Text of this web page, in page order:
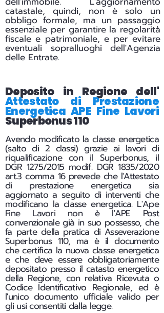
catastale, quindi, non è solo un
obbligo formale, ma un passaggio
essenziale per garantire la regolarità
fiscale e patrimoniale, e per evitare
eventuali sopralluoghi dell'Agenzia
delle Entrate.
Deposito in Regione dell'
Attestato di Prestazione
Energetica APE Fine Lavori
Superbonus 110
Avendo modificato la classe energetica
(salto di 2 classi) grazie ai lavori di
riqualificazione con il Superbonus, il
DGR 1275/2015 modif. DGR 1835/2020
art.3 comma 16 prevede che l'Attestato
di prestazione energetica sia
aggiornato a seguito di interventi che
modificano la classe energetica. L'Ape
Fine Lavori non è l'APE Post
convenzionale già in suo possesso, che
fa parte della pratica di Asseverazione
Superbonus 110, ma è il documento
che certifica la nuova classe energetica
e che deve essere obbligatoriamente
depositato presso il catasto energetico
della Regione, con relativa Ricevuta o
Codice Identificativo Regionale, ed è
l'unico documento ufficiale valido per
gli usi consentiti dalla legge.